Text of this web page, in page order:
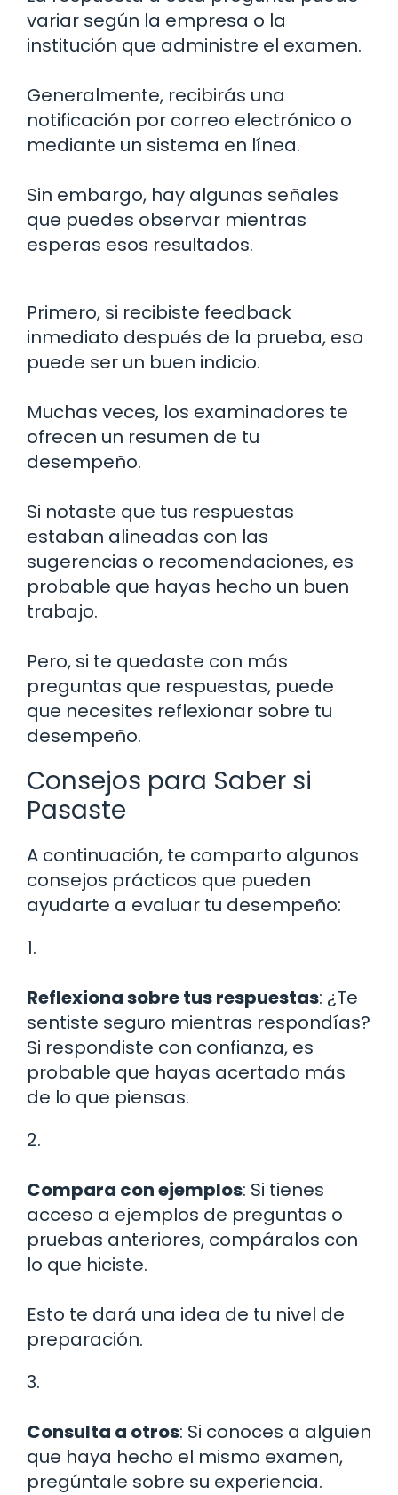
variar según la empresa o la
institución que administre el examen.
Generalmente, recibirás una
notificación por correo electrónico o
mediante un sistema en línea.
Sin embargo, hay algunas señales
que puedes observar mientras
esperas esos resultados.
Primero, si recibiste feedback
inmediato después de la prueba, eso
puede ser un buen indicio.
Muchas veces, los examinadores te
ofrecen un resumen de tu
desempeño.
Si notaste que tus respuestas
estaban alineadas con las
sugerencias o recomendaciones, es
probable que hayas hecho un buen
trabajo.
Pero, si te quedaste con más
preguntas que respuestas, puede
que necesites reflexionar sobre tu
desempeño.
Consejos para Saber si
Pasaste
A continuación, te comparto algunos
consejos prácticos que pueden
ayudarte a evaluar tu desempeño:
1.
Reflexiona sobre tus respuestas: ¿Te
sentiste seguro mientras respondías?
Si respondiste con confianza, es
probable que hayas acertado más
de lo que piensas.
2.
Compara con ejemplos: Si tienes
acceso a ejemplos de preguntas o
pruebas anteriores, compáralos con
lo que hiciste.
Esto te dará una idea de tu nivel de
preparación.
3.
Consulta a otros: Si conoces a alguien
que haya hecho el mismo examen,
pregúntale sobre su experiencia.